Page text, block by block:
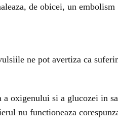
de obicei, un embolism
ne pot avertiza ca
a oxigenului si a glucozei in
nu functioneaza